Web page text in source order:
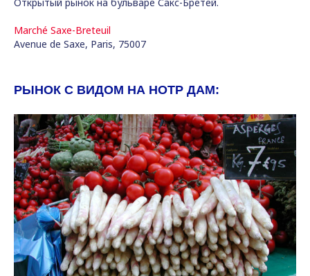
Marché Saxe-Breteuil
Avenue de Saxe, Paris, 75007
РЫНОК С ВИДОМ НА НОТР ДАМ: